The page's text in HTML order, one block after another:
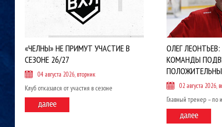
«ЧЕЛНЫ» НЕ ПРИМУТ УЧАСТИЕ В
СЕЗОНЕ 26/27
04 августа 2026, вторник
Клуб отказался от участия в сезоне
ОЛЕГ
КОМАНДЫ
02 августа 2026,
Главный тренер – по